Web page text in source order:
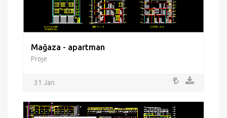
Mağaza - apartman
Proje
31 Jan